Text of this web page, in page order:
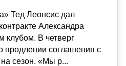
Тед Леонсис дал
Александра
клубом. В четверг
продлении соглашения с
сезон. «Мы р...